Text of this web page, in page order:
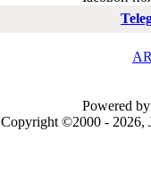
Powered
Copyright ©2000 - 2026,